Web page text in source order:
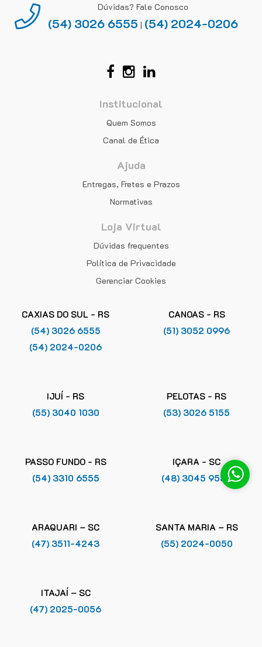
Dúvidas? Fale Conosco
(54) 3026 6555 | (54) 2024-0206
Institucional
Quem Somos
Canal de Ética
Ajuda
Entregas, Fretes e Prazos
Normativas
Loja Virtual
Dúvidas frequentes
Política de Privacidade
Gerenciar Cookies
CAXIAS DO SUL - RS
(54) 3026 6555
(54) 2024-0206
CANOAS - RS
(51) 3052 0996
IJUÍ - RS
(55) 3040 1030
PELOTAS - RS
(53) 3026 5155
PASSO FUNDO - RS
(54) 3310 6555
IÇARA - SC
(48) 3045 9555
ARAQUARI – SC
(47) 3511-4243
SANTA MARIA – RS
(55) 2024-0050
ITAJAÍ – SC
(47) 2025-0056